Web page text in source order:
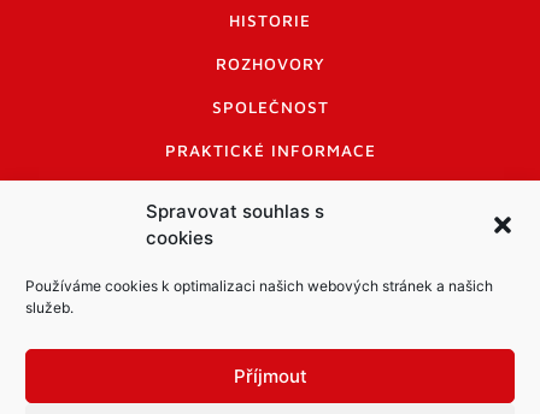
Spravovat souhlas s
cookies
Používáme cookies k optimalizaci našich webových stránek a našich
služeb.
Příjmout
HISTORIE
ROZHOVORY
SPOLEČNOST
PRAKTICKÉ INFORMACE
INFORMACE A KODEX DISKUTUJÍCÍCH
LOGO A LOGO MANUÁL